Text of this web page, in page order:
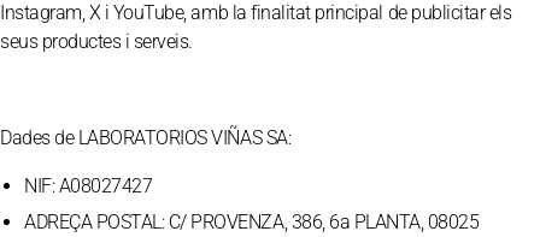
Instagram, X i YouTube, amb la finalitat principal de publicitar els
seus productes i serveis.
Dades de LABORATORIOS VIÑAS SA:
NIF: A08027427
ADREÇA POSTAL: C/ PROVENZA, 386, 6a PLANTA, 08025